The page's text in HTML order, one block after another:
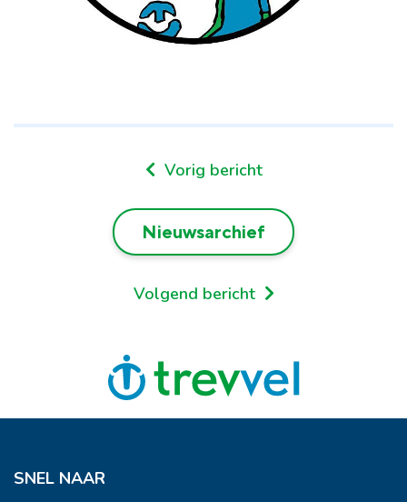
Vorig bericht
Nieuwsarchief
Volgend bericht
SNEL NAAR